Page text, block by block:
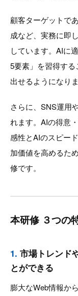
顧客ターゲットで
成など、実務に即
しています。AIに
5要素」を習得す
出せるようになりま
さらに、SNS運用
れます。AIの得意
感性とAIのスピー
加価値を高めるた
修です。
本研修 ３つの
1. 市場トレンド
とができる
膨大なWeb情報か